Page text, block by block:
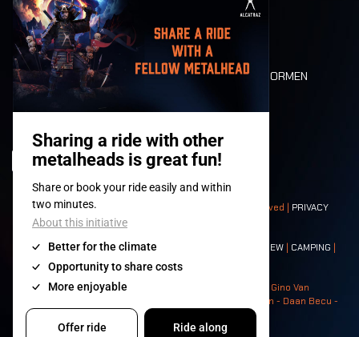
MOBILITEIT
LONE WOLVES
PLATTEGROND
DEATH RIDE
WAARDEN EN NORMEN
HISTORIEK
© 2008-2026- Apache Productions VZW – All rights reserved | PRIVACY
POLICY|ALGEMENE VOORWAARDEN
Contact:GENERAL| PARTNERSHIPS CREW | CAMPING |
NEIGHBOURS
Photos: Ann Kermans - Hans Van Hoof - Eliaz Bruggeman - Gino Van
Lancker - Tim Tronckoe - Elsie Roymans - Stijn Verbruggen - Daan Becu -
Claus Christa - Devid Camerlynck